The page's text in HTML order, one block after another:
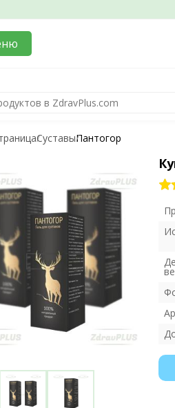
СуставыПантогор